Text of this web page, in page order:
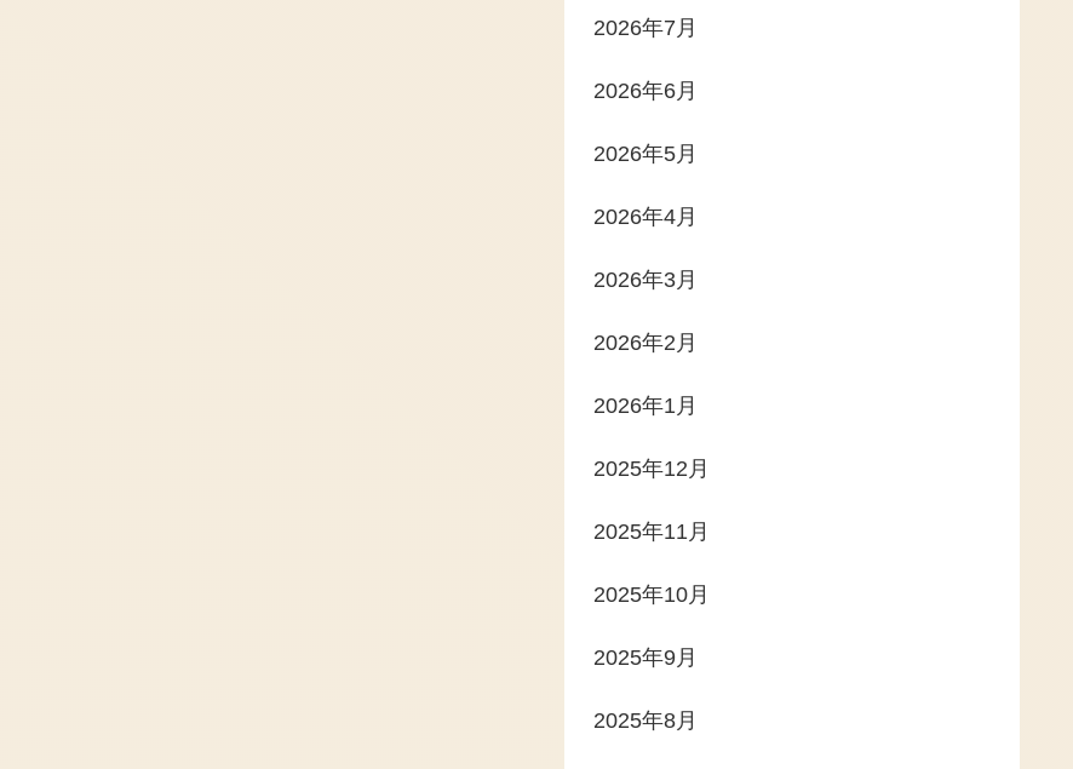
2026年7月
2026年6月
2026年5月
2026年4月
2026年3月
2026年2月
2026年1月
2025年12月
2025年11月
2025年10月
2025年9月
2025年8月